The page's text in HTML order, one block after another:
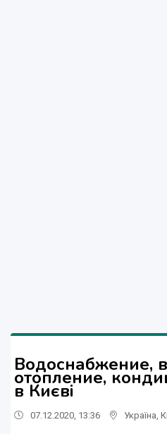
Водоснабжение,
отопление,
в Києві
07.12.2020, 13:36 Україна